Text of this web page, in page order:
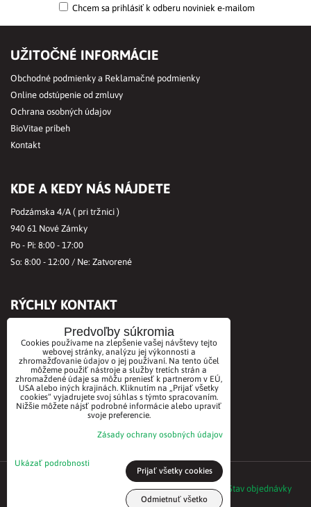
Chcem sa prihlásiť k odberu noviniek e-mailom
UŽITOČNÉ INFORMÁCIE
Obchodné podmienky a Reklamačné podmienky
Online odstúpenie od zmluvy
Ochrana osobných údajov
BioVitae príbeh
Kontakt
KDE A KEDY NÁS NÁJDETE
Podzámska 4/A ( pri tržnici )
940 61 Nové Zámky
Po - Pi: 8:00 - 17:00
So: 8:00 - 12:00 / Ne: Zatvorené
RÝCHLY KONTAKT
+421356421513
Mobil:+421901712584
Email:office@biovitae.sk
AKCEPTUJEME PLATBY KARTOU
©2021 BioVitae biomarket. Všetky práva vyhradené
Zásady ochrany osobných údajov
Stav objednávky
Predvoľby súkromia
Cookies používame na zlepšenie vašej návštevy tejto
webovej stránky, analýzu jej výkonnosti a
zhromažďovanie údajov o jej používaní. Na tento účel
môžeme použiť nástroje a služby tretích strán a
zhromaždené údaje sa môžu preniesť k partnerom v EÚ,
USA alebo iných krajinách. Kliknutím na „Prijať všetky
cookies“ vyjadrujete svoj súhlas s týmto spracovaním.
Nižšie môžete nájsť podrobné informácie alebo upraviť
svoje preferencie.
Zásady ochrany osobných údajov
Ukázať podrobnosti
Prijať všetky cookies
Odmietnuť všetko